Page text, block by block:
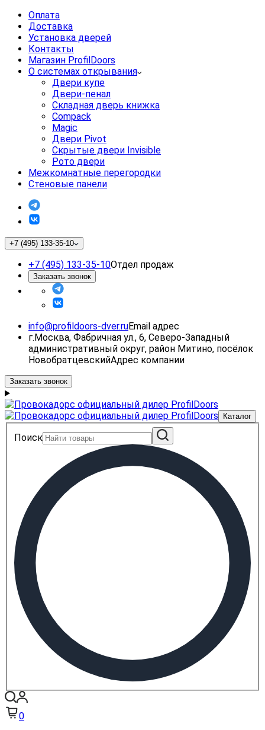
Оплата
Доставка
Установка дверей
Контакты
Магазин ProfilDoors
О системах открывания
Двери купе
Двери-пенал
Складная дверь книжка
Compack
Magic
Двери Pivot
Скрытые двери Invisible
Рото двери
Межкомнатные перегородки
Стеновые панели
+7 (495) 133-35-10
+7 (495) 133-35-10Отдел продаж
Заказать звонок
info@profildoors-dver.ruEmail адрес
г.Москва, Фабричная ул., 6, Северо-Западный
административный округ, район Митино, посёлок
НовобратцевскийАдрес компании
Заказать звонок
Каталог
Поиск
0